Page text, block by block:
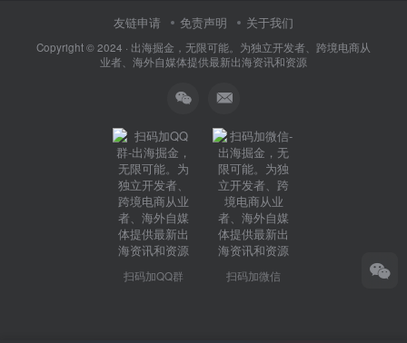
友链申请 免责声明 关于我们
Copyright © 2024 · 出海掘金，无限可能。为独立开发者、跨境电商从
业者、海外自媒体提供最新出海资讯和资源
扫码加QQ群 扫码加微信